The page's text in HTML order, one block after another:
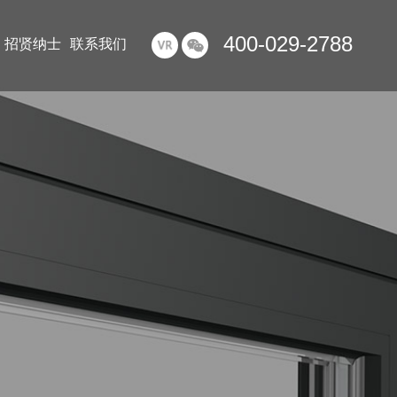
招贤纳士 联系我们 400-029-2788